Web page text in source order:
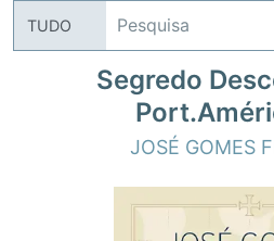
TUDO
Segredo
JOSÉ GOMES